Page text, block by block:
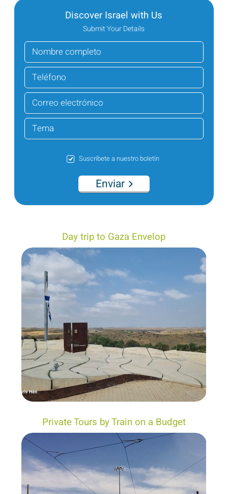
Discover Israel with Us
Submit Your Details
Suscríbete a nuestro boletín
Enviar
Day trip to Gaza Envelop
Private Tours by Train on a Budget